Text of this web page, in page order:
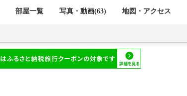
部屋一覧 写真・動画(63) 地図・アクセス